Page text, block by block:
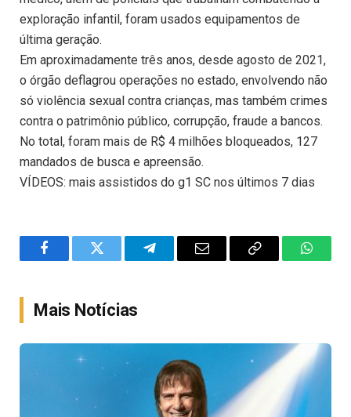
exploração infantil, foram usados equipamentos de
última geração.
Em aproximadamente três anos, desde agosto de 2021,
o órgão deflagrou operações no estado, envolvendo não
só violência sexual contra crianças, mas também crimes
contra o patrimônio público, corrupção, fraude a bancos.
No total, foram mais de R$ 4 milhões bloqueados, 127
mandados de busca e apreensão.
VÍDEOS: mais assistidos do g1 SC nos últimos 7 dias
FacebookTwitter TelegramEmail
Copy
Mais Notícias